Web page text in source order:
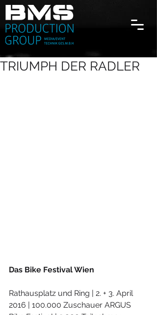
TRIUMPH DER RADLER
Das Bike Festival Wien
Rathausplatz und Ring | 2. + 3. April
2016 | 100.000 Zuschauer ARGUS